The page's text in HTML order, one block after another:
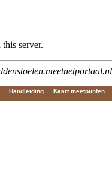
Handleiding Kaart meetpunten